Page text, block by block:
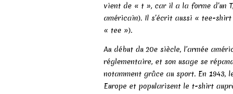
vient de « t », car il a la forme d’un
américain). Il s’écrit aussi « tee-
« tee »).
Au début du 20e siècle, l’armée
réglementaire, et son usage se
notamment grâce au sport. En 1943,
Europe et popularisent le t-shirt